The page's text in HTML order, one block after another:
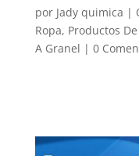
por Jady quimica |
Ropa, Productos
A Granel | 0